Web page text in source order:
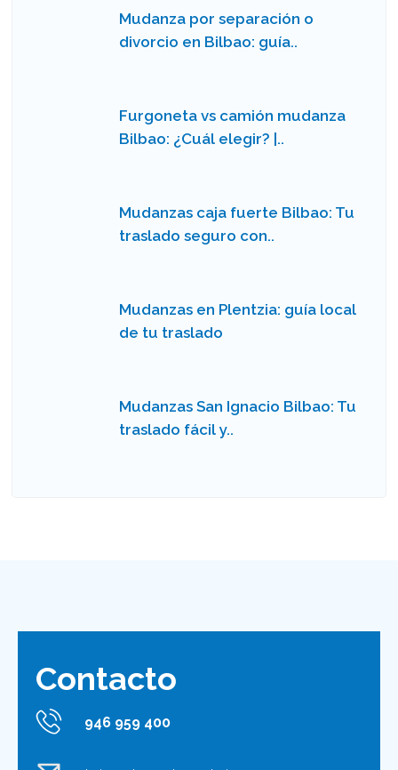
Mudanza por separación o
divorcio en Bilbao: guía..
Furgoneta vs camión mudanza
Bilbao: ¿Cuál elegir? |..
Mudanzas caja fuerte Bilbao: Tu
traslado seguro con..
Mudanzas en Plentzia: guía local
de tu traslado
Mudanzas San Ignacio Bilbao: Tu
traslado fácil y..
Contacto
946 959 400